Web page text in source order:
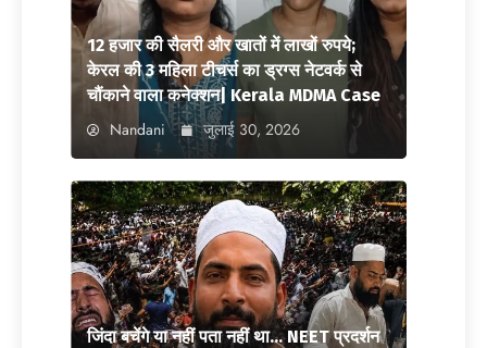
12 हजार की सैलरी और खातों में लाखों रुपये;
केरल की 3 महिला टीचर्स का ड्रग्स नेटवर्क से
चौंकाने वाला कनेक्शन| Kerala MDMA Case
Nandani जुलाई 30, 2026
जिंदा बचेंगे या नहीं पता नहीं था… NEET प्रदर्शन